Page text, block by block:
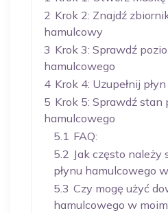
2 Krok 2: Znajdź
hamulcowy
3 Krok 3: Sprawdź
hamulcowego
4 Krok 4: Uzupełnij
5 Krok 5: Sprawdź stan
hamulcowego
5.1 FAQ:
5.2 Jak często należy
płynu hamulcowego
5.3 Czy mogę użyć
hamulcowego w